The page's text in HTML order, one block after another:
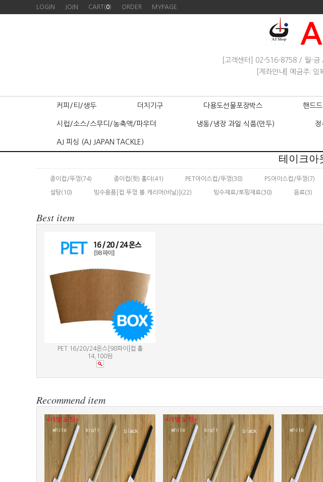
LOGIN JOIN CART(0) ORDER MYPAGE
[고객센터] 02-516-8758 / 월-
[계좌안내] 예금주:
커피/티/생두 더치기구 다용도선물포장박스 핸드
시럽/소스/스무디/농축액/파우더 냉동/냉장 과일.식품(만두) 정
AJ 피싱 (AJ JAPAN TACKLE)
테이크아
종이컵/뚜껑(74) 종이컵(핫) 홀더 (41) PET아이스컵/뚜껑(38) PS아이스컵/뚜껑(7)
설탕(10) 빙수용품[컵.뚜껑.볼.캐리어(비닐)] (22) 빙수재료/토핑재료(30) 음료(3)
Best item
PET 16/20/24온스[98파이]컵 홀
14,100원
Recommend item